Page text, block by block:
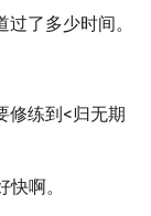
了多少时间。
修练到<归无期
啊。